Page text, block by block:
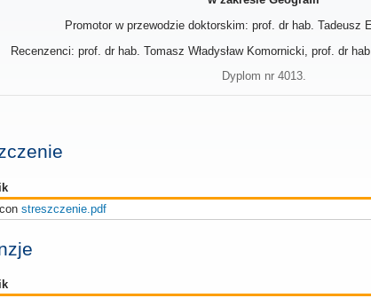
Promotor w przewodzie doktorskim: prof. dr hab. Tadeusz
Recenzenci: prof. dr hab. Tomasz Władysław Komornicki, prof. dr
Dyplom nr 4013.
streszczenie.pdf